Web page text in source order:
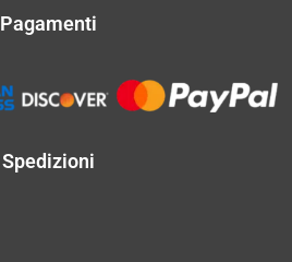
Pagamenti
Spedizioni